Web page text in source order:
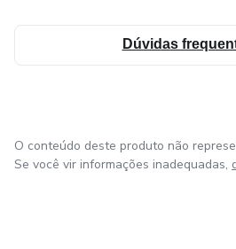
Dúvidas
O conteúdo deste produto não
Se você vir informações inadequadas,